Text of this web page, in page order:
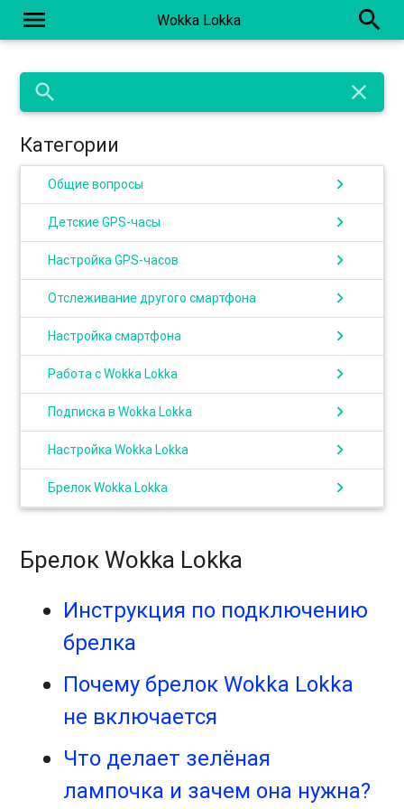
menu Wokka Lokka search
search close
Категории
Общие вопросы chevron_right
Детские GPS-часы chevron_right
Настройка GPS-часов chevron_right
Отслеживание другого смартфона chevron_right
Настройка смартфона chevron_right
Работа с Wokka Lokka chevron_right
Подписка в Wokka Lokka chevron_right
Настройка Wokka Lokka chevron_right
Брелок Wokka Lokka chevron_right
Брелок Wokka Lokka
Инструкция по подключению
брелка
Почему брелок Wokka Lokka
не включается
Что делает зелёная
лампочка и зачем она нужна?